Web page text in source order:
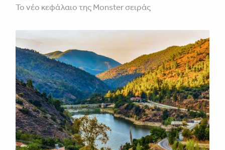
Το νέο κεφάλαιο της Monster σειράς